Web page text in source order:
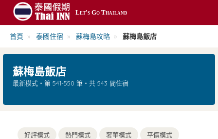
Let's Go Thailand
最新
平價
熱門
首頁 » 泰國住宿 » 蘇梅島攻略 » 蘇梅島飯店
蘇梅島飯店
最新模式・第 541-550 筆・共 543 間住宿
好評模式 熱門模式 奢華模式 平價模式